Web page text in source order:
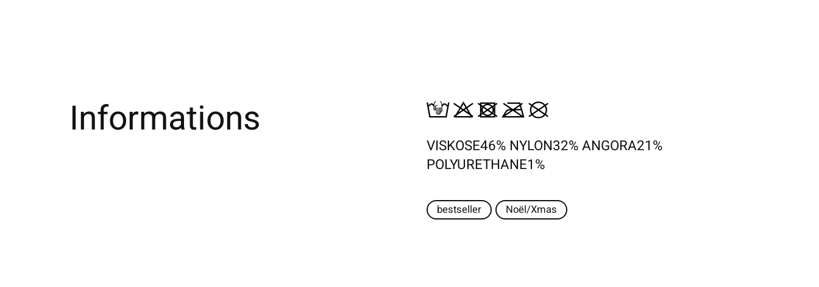
Informations
VISKOSE46% NYLON32% ANGORA21%
POLYURETHANE1%
bestseller Noël/Xmas